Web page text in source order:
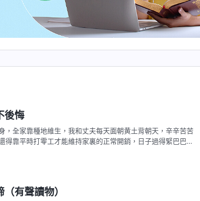
後悔
全家靠種地維生，我和丈夫每天面朝黄土背朝天，辛辛苦苦
得靠平時打零工才能維持家裏的正常開銷，日子過得緊巴巴
有聲讀物）